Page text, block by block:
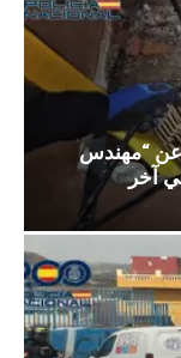
عن “مهندس
آخر